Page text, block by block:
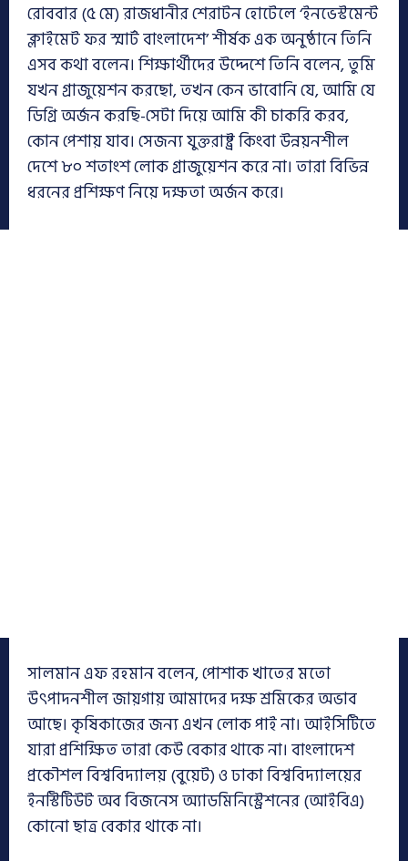
রোববার (৫ মে) রাজধানীর শেরাটন হোটেলে ‘ইনভেস্টমেন্ট
ক্লাইমেট ফর স্মার্ট বাংলাদেশ’ শীর্ষক এক অনুষ্ঠানে তিনি
এসব কথা বলেন। শিক্ষার্থীদের উদ্দেশে তিনি বলেন, তুমি
যখন গ্রাজুয়েশন করছো, তখন কেন ভাবোনি যে, আমি যে
ডিগ্রি অর্জন করছি-সেটা দিয়ে আমি কী চাকরি করব,
কোন পেশায় যাব। সেজন্য যুক্তরাষ্ট্র কিংবা উন্নয়নশীল
দেশে ৮০ শতাংশ লোক গ্রাজুয়েশন করে না। তারা বিভিন্ন
ধরনের প্রশিক্ষণ নিয়ে দক্ষতা অর্জন করে।
সালমান এফ রহমান বলেন, পোশাক খাতের মতো
উৎপাদনশীল জায়গায় আমাদের দক্ষ শ্রমিকের অভাব
আছে। কৃষিকাজের জন্য এখন লোক পাই না। আইসিটিতে
যারা প্রশিক্ষিত তারা কেউ বেকার থাকে না। বাংলাদেশ
প্রকৌশল বিশ্ববিদ্যালয় (বুয়েট) ও ঢাকা বিশ্ববিদ্যালয়ের
ইনস্টিটিউট অব বিজনেস অ্যাডমিনিস্ট্রেশনের (আইবিএ)
কোনো ছাত্র বেকার থাকে না।